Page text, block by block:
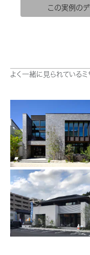
ミサワアイデンティティ
この実例の
よく一緒に見られている